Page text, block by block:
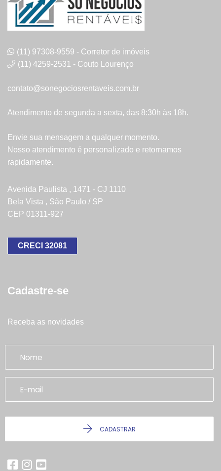
(11) 97308-9559 - Corretor de imóveis
(11) 4259-2531 - Couto Lourenço
contato@sonegociosrentaveis.com.br
Atendimento de segunda a sexta, das 8:30h às 18h.
Envie sua mensagem a qualquer momento.
Nosso atendimento é personalizado e retornamos
rapidamente.
Avenida Paulista , 1471 - CJ 1110
Bela Vista , São Paulo / SP
CEP 01311-927
CRECI 32081
Cadastre-se
Receba as novidades
CADASTRAR